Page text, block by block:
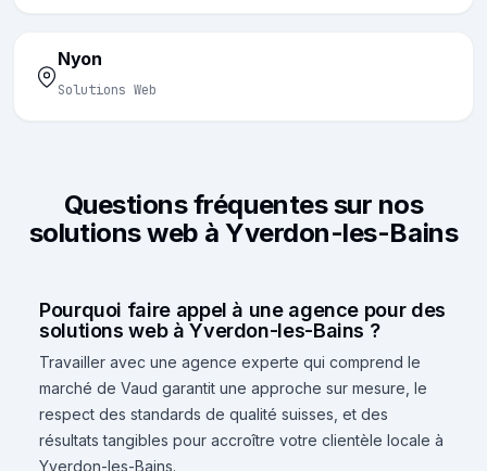
Nyon
Solutions Web
Questions fréquentes sur nos
solutions web à Yverdon-les-Bains
Pourquoi faire appel à une agence pour des
solutions web à Yverdon-les-Bains ?
Travailler avec une agence experte qui comprend le
marché de Vaud garantit une approche sur mesure, le
respect des standards de qualité suisses, et des
résultats tangibles pour accroître votre clientèle locale à
Yverdon-les-Bains.